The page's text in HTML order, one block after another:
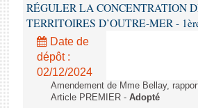
RÉGULER LA CONCENTRATION
TERRITOIRES D’OUTRE-MER -
Date de
dépôt :
02/12/2024
Amendement de Mme Bellay,
Article PREMIER - Adopté